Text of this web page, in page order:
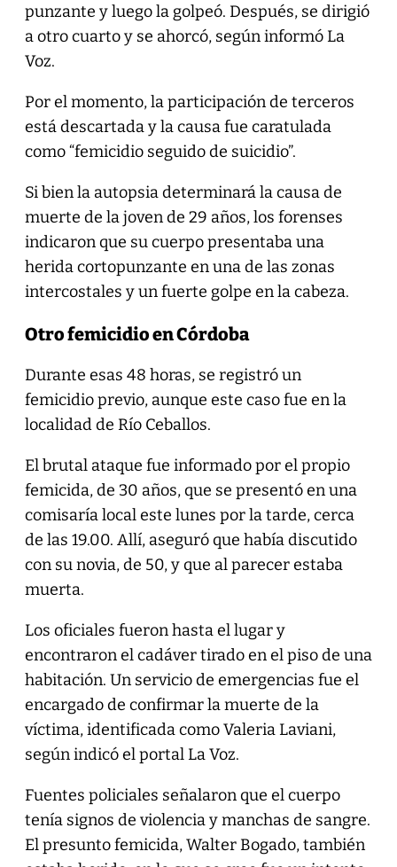
punzante y luego la golpeó. Después, se dirigió
a otro cuarto y se ahorcó, según informó La
Voz.
Por el momento, la participación de terceros
está descartada y la causa fue caratulada
como “femicidio seguido de suicidio”.
Si bien la autopsia determinará la causa de
muerte de la joven de 29 años, los forenses
indicaron que su cuerpo presentaba una
herida cortopunzante en una de las zonas
intercostales y un fuerte golpe en la cabeza.
Otro femicidio en Córdoba
Durante esas 48 horas, se registró un
femicidio previo, aunque este caso fue en la
localidad de Río Ceballos.
El brutal ataque fue informado por el propio
femicida, de 30 años, que se presentó en una
comisaría local este lunes por la tarde, cerca
de las 19.00. Allí, aseguró que había discutido
con su novia, de 50, y que al parecer estaba
muerta.
Los oficiales fueron hasta el lugar y
encontraron el cadáver tirado en el piso de una
habitación. Un servicio de emergencias fue el
encargado de confirmar la muerte de la
víctima, identificada como Valeria Laviani,
según indicó el portal La Voz.
Fuentes policiales señalaron que el cuerpo
tenía signos de violencia y manchas de sangre.
El presunto femicida, Walter Bogado, también